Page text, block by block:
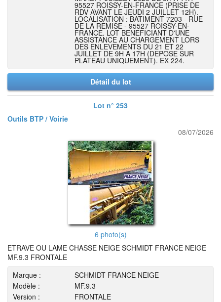
95527 ROISSY-EN-FRANCE (PRISE DE
RDV AVANT LE JEUDI 2 JUILLET 12H).
LOCALISATION : BATIMENT 7203 - RUE
DE LA REMISE - 95527 ROISSY-EN-
FRANCE. LOT BENEFICIANT D'UNE
ASSISTANCE AU CHARGEMENT LORS
DES ENLEVEMENTS DU 21 ET 22
JUILLET DE 9H A 17H (DEPOSE SUR
PLATEAU UNIQUEMENT). EX 224.
Détail du lot
Lot n° 253
Outils BTP / Voirie
08/07/2026
6 photo(s)
ETRAVE OU LAME CHASSE NEIGE SCHMIDT FRANCE NEIGE
MF.9.3 FRONTALE
Marque :
SCHMIDT FRANCE NEIGE
Modèle :
MF.9.3
Version :
FRONTALE